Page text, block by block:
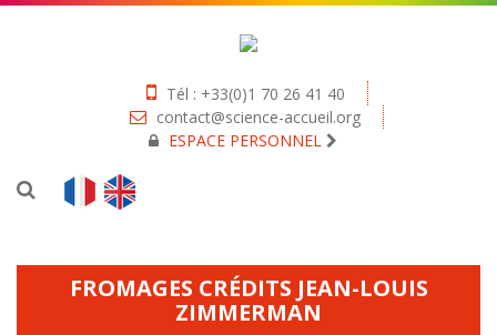
Tél : +33(0)1 70 26 41 40
contact@science-accueil.org
ESPACE PERSONNEL
FROMAGES CRÉDITS JEAN-LOUIS
ZIMMERMAN